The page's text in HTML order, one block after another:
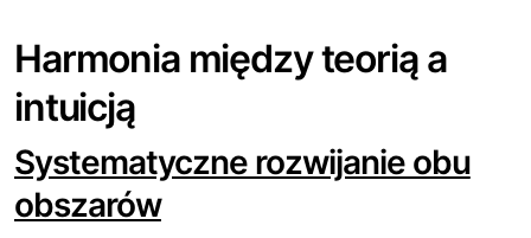
Harmonia między teorią a
intuicją
Systematyczne rozwijanie obu
obszarów